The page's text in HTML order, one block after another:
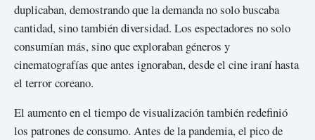
duplicaban, demostrando que la demanda no solo buscaba
cantidad, sino también diversidad. Los espectadores no solo
consumían más, sino que exploraban géneros y
cinematografías que antes ignoraban, desde el cine iraní hasta
el terror coreano.
El aumento en el tiempo de visualización también redefinió
los patrones de consumo. Antes de la pandemia, el pico de